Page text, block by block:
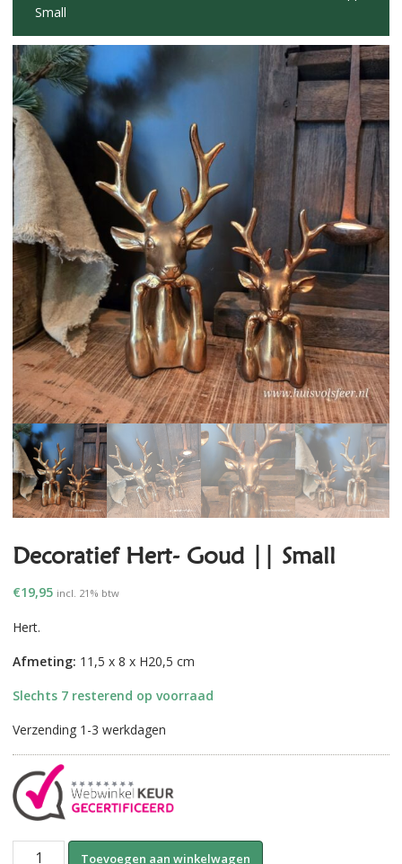
Small
Decoratief Hert- Goud || Small
€19,95 incl. 21% btw
Hert.
Afmeting: 11,5 x 8 x H20,5 cm
Slechts 7 resterend op voorraad
Verzending 1-3 werkdagen
Decoratief
Toevoegen aan winkelwagen